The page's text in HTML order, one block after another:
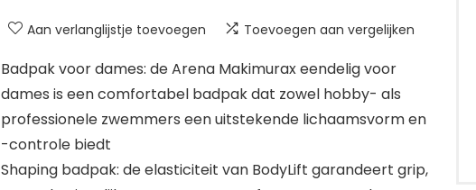
Aan verlanglijstje toevoegen Toevoegen aan vergelijken
Badpak voor dames: de Arena Makimurax eendelig voor
dames is een comfortabel badpak dat zowel hobby- als
professionele zwemmers een uitstekende lichaamsvorm en
-controle biedt
Shaping badpak: de elasticiteit van BodyLift garandeert grip,